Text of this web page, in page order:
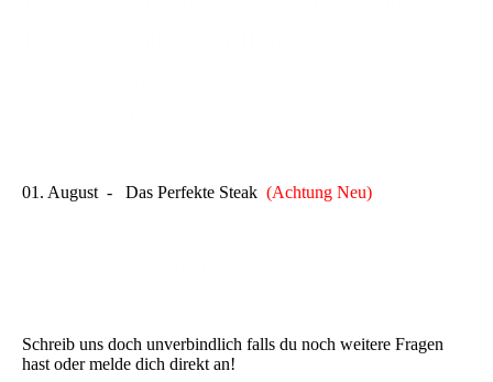
01. August - Das Perfekte Steak (Achtung Neu)
Schreib uns doch unverbindlich falls du noch weitere Fragen
hast oder melde dich direkt an!